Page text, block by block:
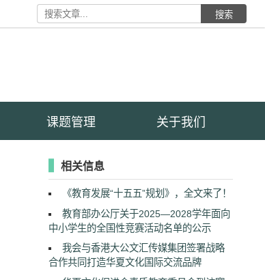
搜索
课题管理 关于我们
相关信息
《教育发展“十五五”规划》，全文来了！
教育部办公厅关于2025—2028学年面向
中小学生的全国性竞赛活动名单的公示
我会与香港大公文汇传媒集团签署战略
合作共同打造华夏文化国际交流品牌